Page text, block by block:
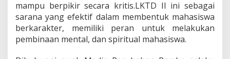
s
U
t
a
r
mampu berpikir secara kritis.LKTD II ini sebagai
sarana yang efektif dalam membentuk mahasiswa
berkarakter, memiliki peran untuk melakukan
pembinaan mental, dan spiritual mahasiswa.